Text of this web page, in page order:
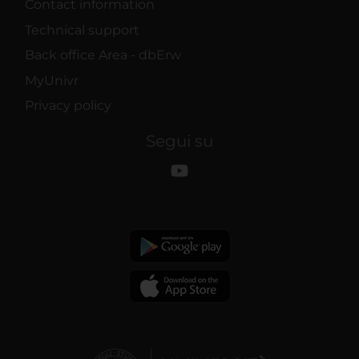
Contact information
Technical support
Back office Area - dbErw
MyUnivr
Privacy policy
Segui su